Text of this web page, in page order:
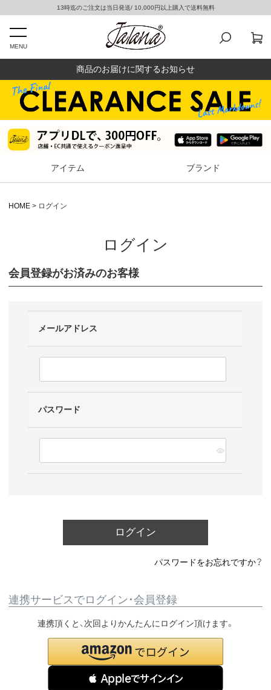
13時迄のご注文は当日発送/ 10,000円以上購入で送料無料
MENU
商品のお届けに関するお知らせ
アイテム ブランド
HOME ログイン
ログイン
会員登録がお済みのお客様
メールアドレス
パスワード
ログイン
パスワードをお忘れですか？
連携サービスでログイン・会員登録
 Appleでサインイン
連携頂くと、次回よりかんたんにログイン頂けます。